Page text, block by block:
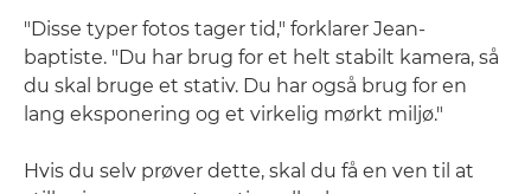
"Disse typer fotos tager tid," forklarer Jean-
baptiste. "Du har brug for et helt stabilt kamera, så
du skal bruge et stativ. Du har også brug for en
lang eksponering og et virkelig mørkt miljø."
Hvis du selv prøver dette, skal du få en ven til at